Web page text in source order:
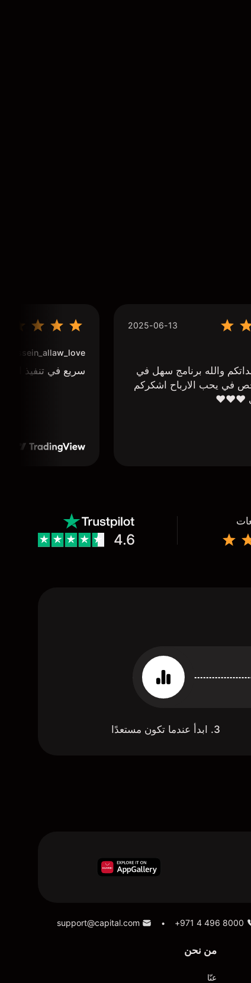
2025-06-13
والله برنامج سهل في
في يحب الارباح اشكركم
❤️❤️❤️
houssein_allaw_love
سريع في تنفيذ
4.6
3. ابدأ عندما تكون مستعدًا
+971 4 496 8000
•
support@capital.com
من نحن
عنّا